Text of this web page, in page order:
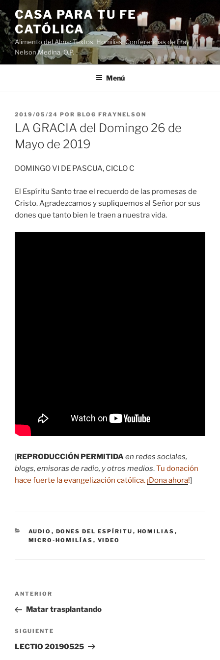
Saltar
al
contenido
CASA PARA TU FE
CATÓLICA
Alimento del Alma: Textos, Homilias, Conferencias de Fray
Nelson Medina, O.P.
Menú
PUBLICADO
EL
2019/05/24 POR BLOG FRAYNELSON
LA GRACIA del Domingo 26 de
Mayo de 2019
DOMINGO VI DE PASCUA, CICLO C
El Espíritu Santo trae el recuerdo de las promesas de
Cristo. Agradezcamos y supliquemos al Señor por sus
dones que tanto bien le traen a nuestra vida.
[REPRODUCCIÓN PERMITIDAen redes sociales,
blogs, emisoras de radio, y otros medios.Tu donación
hace fuerte la evangelización católica. ¡Dona ahora!]
CATEGORÍAS
AUDIO , DONES DEL ESPÍRITU , HOMILIAS ,
MICRO-HOMILÍAS , VIDEO
Navegación
entradas
Entrada
anterior:
ANTERIOR
Matar trasplantando
Siguiente
entrada
SIGUIENTE
LECTIO 20190525